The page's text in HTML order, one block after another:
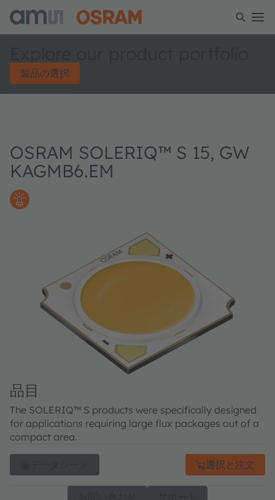
製品の選択
OSRAM SOLERIQ™ S 15, GW
KAGMB6.EM
品目
The SOLERIQ™ S products were specifically designed
for applications requiring large flux packages out of a
compact area.
選択と注文